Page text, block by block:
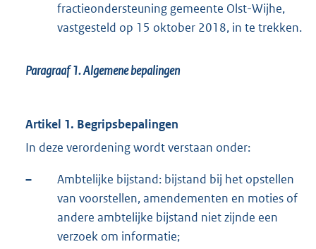
fractieondersteuning gemeente Olst-Wijhe,
vastgesteld op 15 oktober 2018, in te trekken.
Paragraaf 1.Algemene bepalingen
Artikel 1. Begripsbepalingen
In deze verordening wordt verstaan onder:
–
Ambtelijke bijstand: bijstand bij het opstellen
van voorstellen, amendementen en moties of
andere ambtelijke bijstand niet zijnde een
verzoek om informatie;